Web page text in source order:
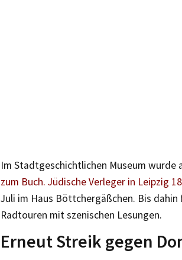
Im Stadtgeschichtlichen Museum wurde
zum Buch. Jüdische Verleger in Leipzig
Juli im Haus Böttchergäßchen. Bis
Radtouren mit szenischen Lesungen.
Erneut Streik gegen